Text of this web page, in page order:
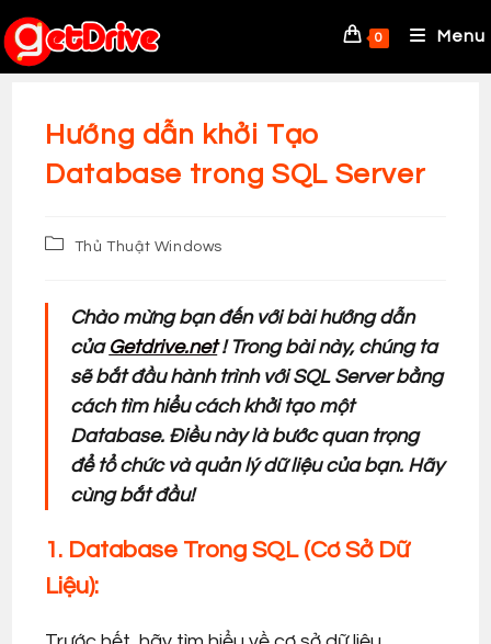
to
content
0 Menu
Hướng dẫn khởi Tạo
Database trong SQL Server
PostThủ Thuật Windows
Chào mừng bạn đến với bài hướng dẫn
của Getdrive.net! Trong bài này, chúng ta
sẽ bắt đầu hành trình với SQL Server bằng
cách tìm hiểu cách khởi tạo một
Database. Điều này là bước quan trọng
để tổ chức và quản lý dữ liệu của bạn. Hãy
cùng bắt đầu!
1. Database Trong SQL (Cơ Sở Dữ
Liệu):